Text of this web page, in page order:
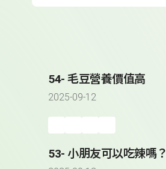
54- 毛豆營養價值高
2025-09-12
53- 小朋友可以吃辣嗎？